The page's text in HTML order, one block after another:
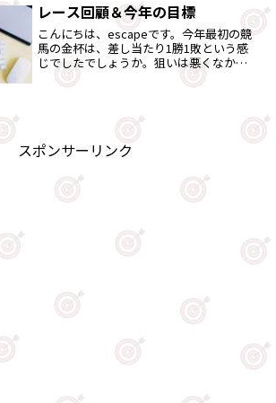
レース回顧＆今年の目標
こんにちは、escapeです。今年最初の競
馬の金杯は、差し当たり1勝1敗という感
じでしたでしょうか。狙いは悪くなかっ
たように思います。そして、毎年このブ
スポンサーリンク